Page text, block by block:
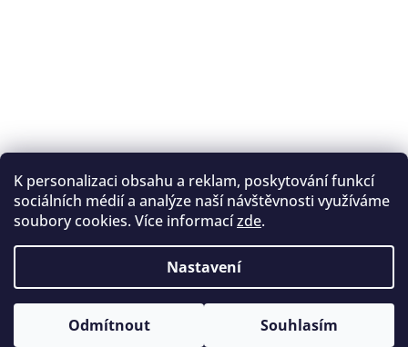
K personalizaci obsahu a reklam, poskytování funkcí
sociálních médií a analýze naší návštěvnosti využíváme
soubory cookies. Více informacízde.
Nastavení
Odmítnout Souhlasím
Sledovat na Instagramu
Registrace na lukostřelbu
I. Královský lukostřelecký klub
Český lukostřelecký svaz
Vytvořil ShoptetCopyright 2026
. Všechna práva vyhrazena.